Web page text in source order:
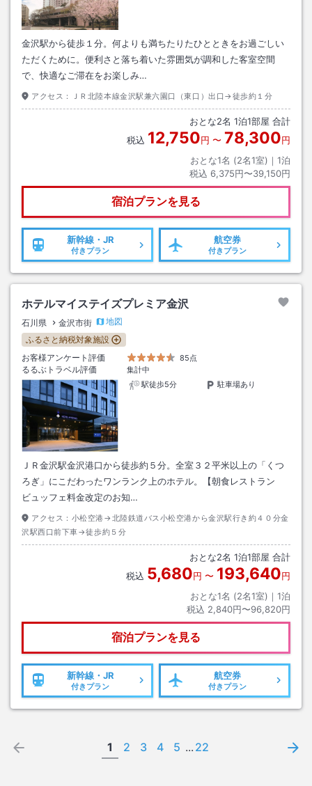
金沢駅から徒歩１分。何よりも満ちたりたひとときをお過ごしい
ただくために。便利さと落ち着いた雰囲気が調和した客室空間
で、快適なご滞在をお楽しみ…
アクセス： ＪＲ北陸本線金沢駅兼六園口（東口）出口→徒歩約１分
おとな2名 1泊1部屋 合計
税込 12,750円 〜 78,300円
おとな1名 (2名1室)｜ 1泊
税込 6,375円〜39,150円
宿泊プランを見る
新幹線・JR
付きプラン
航空券
付きプラン
ホテルマイステイズプレミア金沢
石川県 金沢市街
地図
ふるさと納税対象施設
お客様アンケート評価
85点
るるぶトラベル評価
集計中
駅徒歩5分
駐車場あり
ＪＲ金沢駅金沢港口から徒歩約５分。全室３２平米以上の「くつ
ろぎ」にこだわったワンランク上のホテル。【朝食レストラン
ビュッフェ料金改定のお知…
アクセス： 小松空港→北陸鉄道バス小松空港から金沢駅行き約４０分金
沢駅西口前下車→徒歩約５分
おとな2名 1泊1部屋 合計
税込 5,680円 〜 193,640円
おとな1名 (2名1室)｜ 1泊
税込 2,840円〜96,820円
宿泊プランを見る
新幹線・JR
付きプラン
航空券
付きプラン
1 2 3 4 5 ... 22